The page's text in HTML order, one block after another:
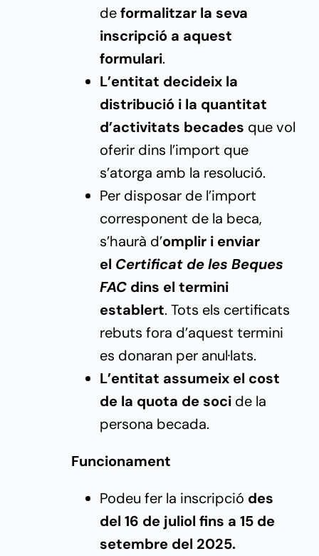
deformalitzar la seva
inscripció a aquest
formulari.
L’entitat decideix la
distribució i la quantitat
d’activitats becades que vol
oferir dins l’import que
s’atorga amb la resolució.
Per disposar de l’import
corresponent de la beca,
s’haurà d’omplir i enviar
el Certificat de les Beques
FAC dins el termini
establert. Tots els certificats
rebuts fora d’aquest termini
es donaran per anul·lats.
L’entitat assumeix el cost
de la quota de soci de la
persona becada.
Funcionament
Podeu fer la inscripció des
del 16 de juliol fins a 15 de
setembre del 2025.